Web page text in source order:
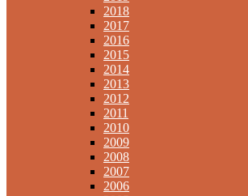
2018
2017
2016
2015
2014
2013
2012
2011
2010
2009
2008
2007
2006